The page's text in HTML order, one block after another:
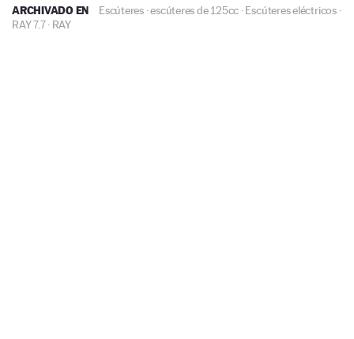
ARCHIVADO EN Escúteres·escúteres de 125cc ·Escúteres eléctricos·
RAY 7.7· RAY